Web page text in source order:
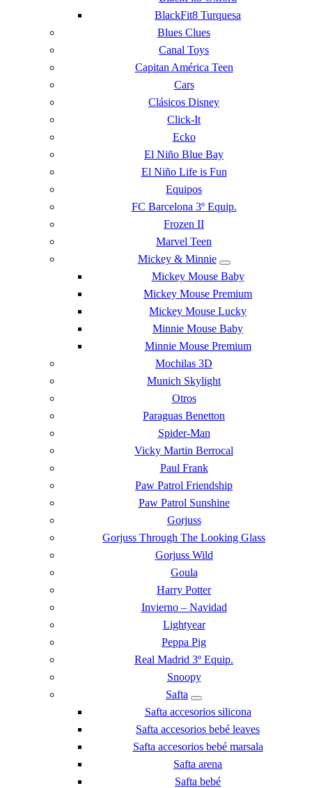
BlackFit8 Turquesa
Blues Clues
Canal Toys
Capitan América Teen
Cars
Clásicos Disney
Click-It
Ecko
El Niño Blue Bay
El Niño Life is Fun
Equipos
FC Barcelona 3º Equip.
Frozen II
Marvel Teen
Mickey & Minnie
Mickey Mouse Baby
Mickey Mouse Premium
Mickey Mouse Lucky
Minnie Mouse Baby
Minnie Mouse Premium
Mochilas 3D
Munich Skylight
Otros
Paraguas Benetton
Spider-Man
Vicky Martin Berrocal
Paul Frank
Paw Patrol Friendship
Paw Patrol Sunshine
Gorjuss
Gorjuss Through The Looking Glass
Gorjuss Wild
Goula
Harry Potter
Invierno – Navidad
Lightyear
Peppa Pig
Real Madrid 3º Equip.
Snoopy
Safta
Safta accesorios silicona
Safta accesorios bebé leaves
Safta accesorios bebé marsala
Safta arena
Safta bebé